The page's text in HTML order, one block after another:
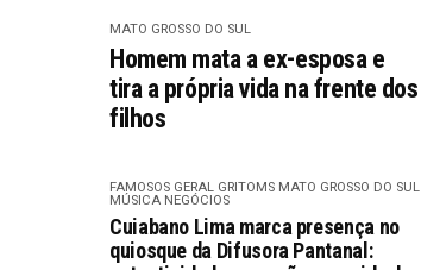
MATO GROSSO DO SUL
Homem mata a ex-esposa e
tira a própria vida na frente dos
filhos
FAMOSOS GERAL GRITOMS MATO GROSSO DO SUL
MÚSICA NEGÓCIOS
Cuiabano Lima marca presença no
quiosque da Difusora Pantanal: